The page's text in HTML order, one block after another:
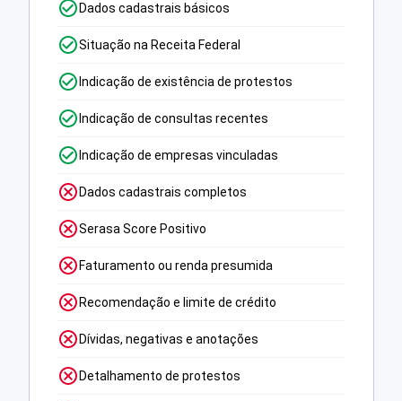
Dados cadastrais básicos
Situação na Receita Federal
Indicação de existência de protestos
Indicação de consultas recentes
Indicação de empresas vinculadas
Dados cadastrais completos
Serasa Score Positivo
Faturamento ou renda presumida
Recomendação e limite de crédito
Dívidas, negativas e anotações
Detalhamento de protestos